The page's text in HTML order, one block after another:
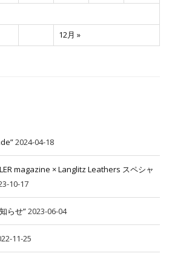
12月 »
2024-04-18
magazine × Langlitz Leathers スペシャ
10-17
らせ”2023-06-04
11-25